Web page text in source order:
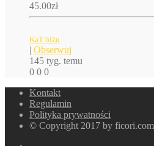
45.00zł
KaT biżu
| Obserwuj
145 tyg. temu
0 0 0
Kontakt
Regulamin
Polityka prywatności
© Copyright 2017 by